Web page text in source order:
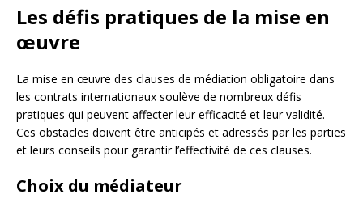
Les défis pratiques de la mise en
œuvre
La mise en œuvre des clauses de médiation obligatoire dans
les contrats internationaux soulève de nombreux défis
pratiques qui peuvent affecter leur efficacité et leur validité.
Ces obstacles doivent être anticipés et adressés par les parties
et leurs conseils pour garantir l’effectivité de ces clauses.
Choix du médiateur